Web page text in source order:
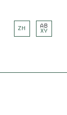
ZH
AB
XY